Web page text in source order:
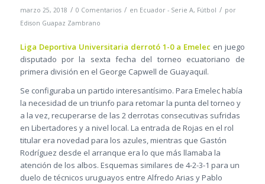
marzo 25, 2018 / 0 Comentarios / en Ecuador - Serie A, Fútbol / por
Edison Guapaz Zambrano
Liga Deportiva Universitaria derrotó 1-0 a Emelec en juego
disputado por la sexta fecha del torneo ecuatoriano de
primera división en el George Capwell de Guayaquil.
Se configuraba un partido interesantísimo. Para Emelec había
la necesidad de un triunfo para retomar la punta del torneo y
a la vez, recuperarse de las 2 derrotas consecutivas sufridas
en Libertadores y a nivel local. La entrada de Rojas en el rol
titular era novedad para los azules, mientras que Gastón
Rodríguez desde el arranque era lo que más llamaba la
atención de los albos. Esquemas similares de 4-2-3-1 para un
duelo de técnicos uruguayos entre Alfredo Arias y Pablo